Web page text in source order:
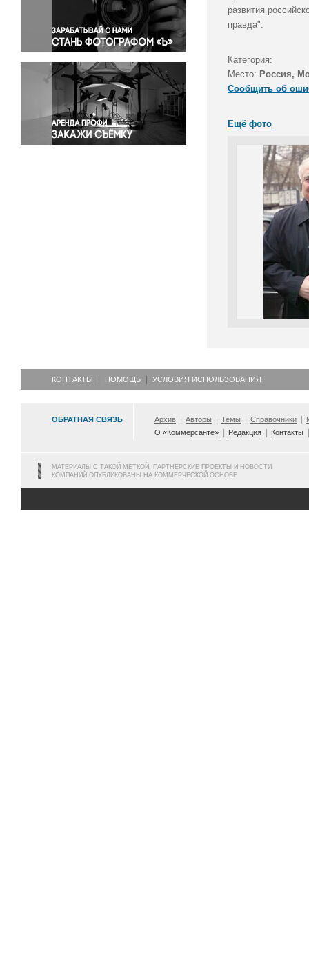
Правосудие
Происшествия и конфликты
Религия
Светская жизнь
Спорт
Экология
Экономика и бизнес
развития
правда".
Категория:
Место: Россия,
Сообщить об
Ещё фото
КОНТАКТЫ ПОМОЩЬ УСЛОВИЯ ИСПОЛЬЗОВАНИЯ
ОБРАТНАЯ СВЯЗЬ Архив Авторы Темы Справочники
О «Коммерсанте»
Редакция Контакты
МАТЕРИАЛЫ С ТАКОЙ МЕТКОЙ, ПАРТНЕРСКИЕ ПРОЕКТЫ И НОВОСТИ
КОМПАНИЙ ОПУБЛИКОВАНЫ НА КОММЕРЧЕСКОЙ ОСНОВЕ